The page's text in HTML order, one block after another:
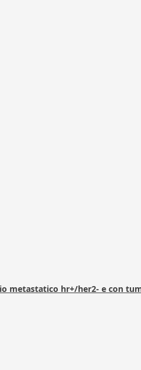
metastatico hr+/her2- e con